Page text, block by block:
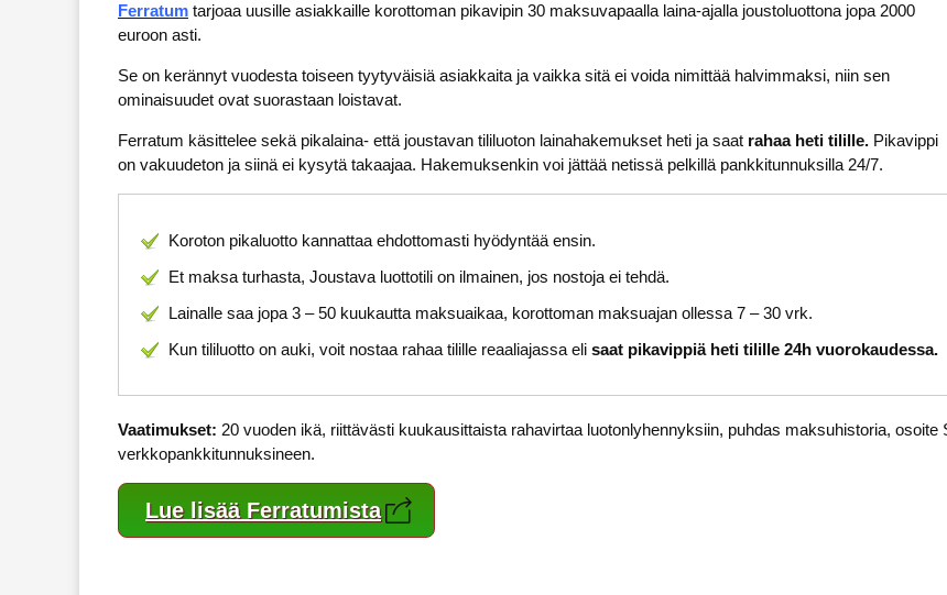
Ferratum tarjoaa uusille asiakkaille korottoman pikavipin 30 maksuvapaalla laina-ajalla joustoluottona jopa 2000
euroon asti.
Se on kerännyt vuodesta toiseen tyytyväisiä asiakkaita ja vaikka sitä ei voida nimittää halvimmaksi, niin sen
ominaisuudet ovat suorastaan loistavat.
Ferratum käsittelee sekä pikalaina- että joustavan tililuoton lainahakemukset heti ja saat rahaa heti tilille. Pikavippi
on vakuudeton ja siinä ei kysytä takaajaa. Hakemuksenkin voi jättää netissä pelkillä pankkitunnuksilla 24/7.
Koroton pikaluotto kannattaa ehdottomasti hyödyntää ensin.
Et maksa turhasta, Joustava luottotili on ilmainen, jos nostoja ei tehdä.
Lainalle saa jopa 3 – 50 kuukautta maksuaikaa, korottoman maksuajan ollessa 7 – 30 vrk.
Kun tililuotto on auki, voit nostaa rahaa tilille reaaliajassa eli saat pikavippiä heti tilille 24h vuorokaudessa.
Vaatimukset: 20 vuoden ikä, riittävästi kuukausittaista rahavirtaa luotonlyhennyksiin, puhdas maksuhistoria,
verkkopankkitunnuksineen.
Lue lisää Ferratumista